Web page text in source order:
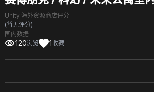
Unity 海外资源商店评分
(暂无评分)
国内数据
120浏览 1 收藏